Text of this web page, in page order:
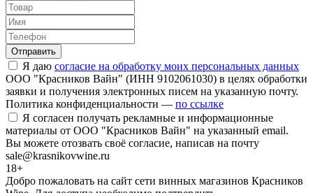
Отправить
Я даю согласие на обработку моих персональных данных
ООО "Красников Вайн" (ИНН 9102061030) в целях обработки
заявки и получения электронных писем на указанную почту.
Политика конфиденциальности — по ссылке
Я согласен получать рекламные и информационные
материалы от ООО "Красников Вайн" на указанный email.
Вы можете отозвать своё согласие, написав на почту
sale@krasnikovwine.ru
18+
Добро пожаловать на сайт сети винных магазинов Красников